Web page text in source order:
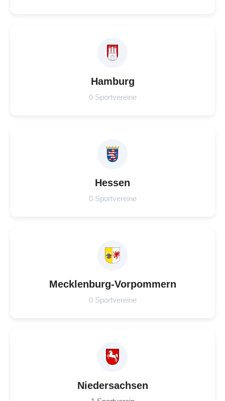
Hamburg
0 Sportvereine
Hessen
0 Sportvereine
Mecklenburg-Vorpommern
0 Sportvereine
Niedersachsen